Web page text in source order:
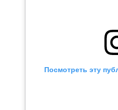
Посмотреть эту